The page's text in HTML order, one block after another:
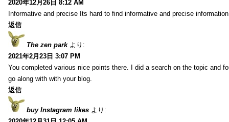
2020年12月26日 8:12 AM
Informative and precise Its hard to find informative and precise
返信
The zen park より:
2021年2月23日 3:07 PM
You completed various nice points there. I did a search on the topic and
go along with with your blog.
返信
buy Instagram likes より: